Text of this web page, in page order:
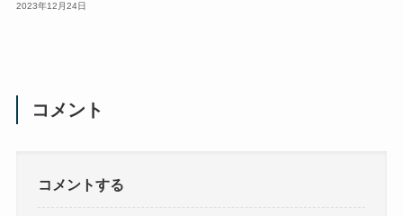
2023年12月24日
コメント
コメントする